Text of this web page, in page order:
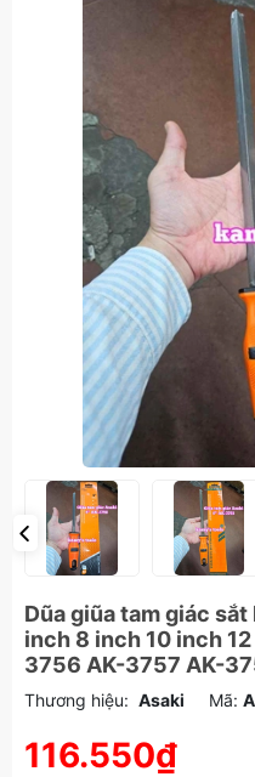
Dũa giũa tam giác
inch 8 inch 10 inch
3756 AK-3757 AK-
Thương hiệu: Asaki Mã:
116.550₫